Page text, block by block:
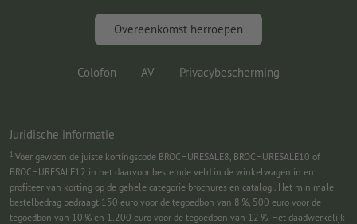
Marketing en insights
Overeenkomst herroepen
Colofon AV Privacybescherming
Juridische informatie
1 Voer gewoon de juiste kortingscode BROCHURESALE8, BROCHURESALE10 of
BROCHURESALE12 in het daarvoor bestemde veld in de winkelwagen in en
profiteer van korting op de gehele categorie brochures en catalogi. Het minimale
bestelbedrag bedraagt 150 euro voor de tegoedbon van 8 %, 500 euro voor de
tegoedbon van 10 % en 1.200 euro voor de tegoedbon van 12 %. Het daadwerkelijk